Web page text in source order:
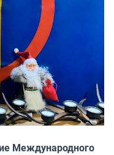
Международного